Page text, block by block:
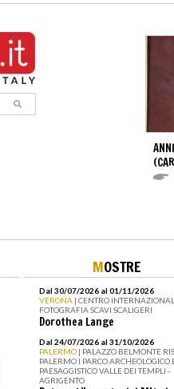
MOSTRE
Dal 30/07/2026 al 01/11/2026
VERONA | CENTRO
FOTOGRAFIA SCAVI SCALIGERI
Dorothea Lange
Dal 24/07/2026 al 31/10/2026
PALERMO | PALAZZO BELMONTE
PALERMO I PARCO ARCHEOLOGICO
PAESAGGISTICO VALLE DEI TEMPLI -
AGRIGENTO